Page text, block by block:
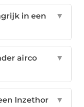
in een
▼
airco
▼
Inzethor
▼